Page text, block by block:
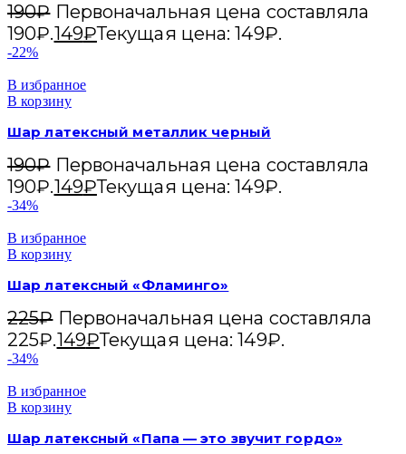
190₽ Первоначальная цена составляла
190₽.149₽Текущая цена: 149₽.
-22%
В избранное
В корзину
Шар латексный металлик черный
190₽ Первоначальная цена составляла
190₽.149₽Текущая цена: 149₽.
-34%
В избранное
В корзину
Шар латексный «Фламинго»
225₽ Первоначальная цена составляла
225₽.149₽Текущая цена: 149₽.
-34%
В избранное
В корзину
Шар латексный «Папа — это звучит гордо»